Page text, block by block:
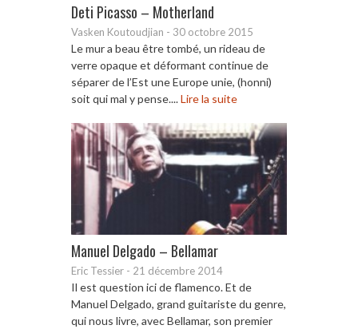
Deti Picasso – Motherland
Vasken Koutoudjian - 30 octobre 2015
Le mur a beau être tombé, un rideau de
verre opaque et déformant continue de
séparer de l’Est une Europe unie, (honni)
soit qui mal y pense....Lire la suite
Manuel Delgado – Bellamar
Eric Tessier - 21 décembre 2014
Il est question ici de flamenco. Et de
Manuel Delgado, grand guitariste du genre,
qui nous livre, avec Bellamar, son premier